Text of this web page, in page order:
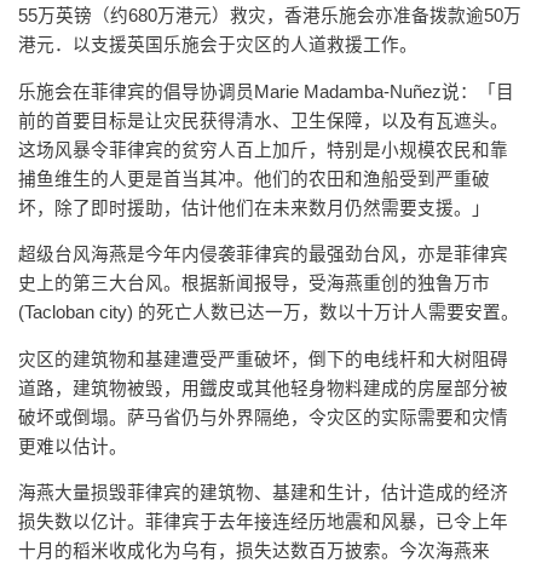
55万英镑（约680万港元）救灾，香港乐施会亦准备拨款逾50万
港元．以支援英国乐施会于灾区的人道救援工作。
乐施会在菲律宾的倡导协调员Marie Madamba-Nuñez说：「目
前的首要目标是让灾民获得清水、卫生保障，以及有瓦遮头。
这场风暴令菲律宾的贫穷人百上加斤，特别是小规模农民和靠
捕鱼维生的人更是首当其冲。他们的农田和渔船受到严重破
坏，除了即时援助，估计他们在未来数月仍然需要支援。」
超级台风海燕是今年内侵袭菲律宾的最强劲台风，亦是菲律宾
史上的第三大台风。根据新闻报导，受海燕重创的独鲁万市
(Tacloban city) 的死亡人数已达一万，数以十万计人需要安置。
灾区的建筑物和基建遭受严重破坏，倒下的电线杆和大树阻碍
道路，建筑物被毁，用鐡皮或其他轻身物料建成的房屋部分被
破坏或倒塌。萨马省仍与外界隔绝，令灾区的实际需要和灾情
更难以估计。
海燕大量损毁菲律宾的建筑物、基建和生计，估计造成的经济
损失数以亿计。菲律宾于去年接连经历地震和风暴，已令上年
十月的稻米收成化为乌有，损失达数百万披索。今次海燕来